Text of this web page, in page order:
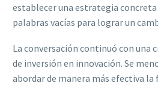
establecer una estrategia
palabras vacías para lograr un
La conversación continuó con una
de inversión en innovación. Se
abordar de manera más efectiva la